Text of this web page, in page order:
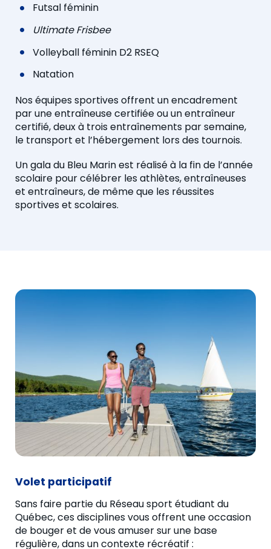
Futsal féminin
Ultimate Frisbee
Volleyball féminin D2 RSEQ
Natation
Nos équipes sportives offrent un encadrement
par une entraîneuse certifiée ou un entraîneur
certifié, deux à trois entraînements par semaine,
le transport et l’hébergement lors des tournois.
Un gala du Bleu Marin est réalisé à la fin de l’année
scolaire pour célébrer les athlètes, entraîneuses
et entraîneurs, de même que les réussites
sportives et scolaires.
Volet participatif
Sans faire partie du Réseau sport étudiant du
Québec, ces disciplines vous offrent une occasion
de bouger et de vous amuser sur une base
régulière, dans un contexte récréatif :